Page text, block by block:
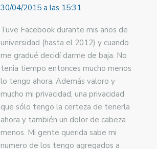
30/04/2015 a las 15:31
Tuve Facebook durante mis años de
universidad (hasta el 2012) y cuando
me gradué decidí darme de baja. No
tenia tiempo entonces mucho menos
lo tengo ahora. Además valoro y
mucho mi privacidad, una privacidad
que sólo tengo la certeza de tenerla
ahora y también un dolor de cabeza
menos. Mi gente querida sabe mi
numero de los tengo agregados a